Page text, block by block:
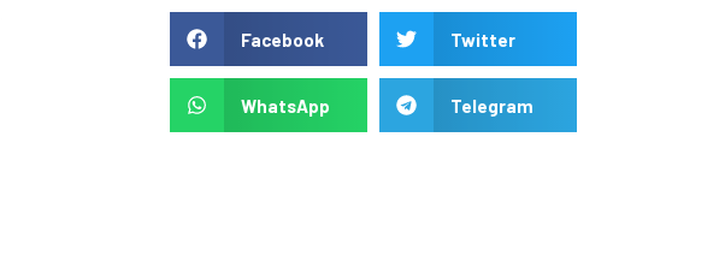
Facebook Twitter
WhatsApp Telegram